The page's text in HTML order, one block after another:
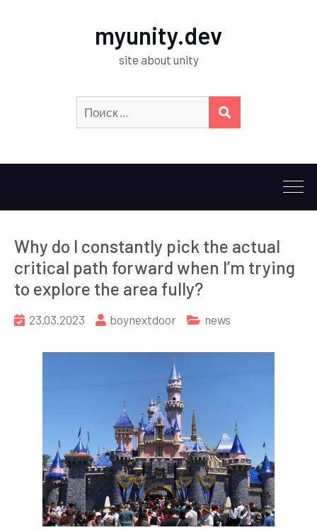
myunity.dev
site about unity
Why do I constantly pick the actual
critical path forward when I’m trying
to explore the area fully?
23.03.2023 boynextdoor news